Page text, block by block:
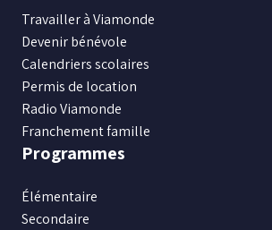
sur
Facebook
sur
Instagram
sur
X
Youtube
sur
Travailler à Viamonde
Devenir bénévole
Calendriers scolaires
Permis de location
Radio Viamonde
Franchement famille
Programmes
Élémentaire
Secondaire